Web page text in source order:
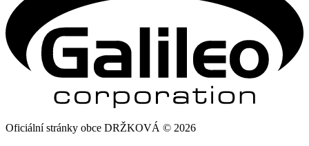
Oficiální stránky obce DRŽKOVÁ © 2026